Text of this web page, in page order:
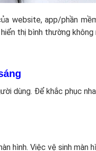
website, app/phần
thị bình thường không
dùng. Để khắc phục
hình. Việc vệ sinh màn